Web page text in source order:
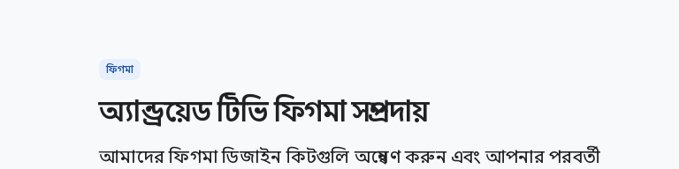
ফিগমা
অ্যান্ড্রয়েড টিভি ফিগমা সম্প্রদায়
আমাদের ফিগমা ডিজাইন কিটগুলি অন্বেষণ করুন এবং আপনার পরবর্তী